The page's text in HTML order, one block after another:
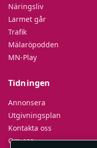
Näringsliv
Larmet går
Trafik
Mälaröpodden
MN-Play
Tidningen
Annonsera
Utgivningsplan
Kontakta oss
Om oss